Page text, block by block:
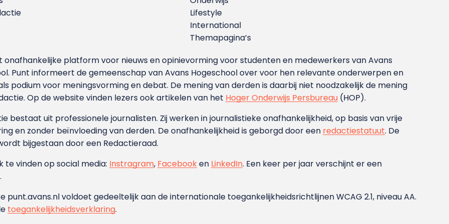
Lifestyle
International
Themapagina’s
onafhankelijke platform voor nieuws en opinievorming voor studenten en medewerkers van Avans
Punt informeert de gemeenschap van Avans Hogeschool over voor hen relevante onderwerpen en
podium voor meningsvorming en debat. De mening van derden is daarbij niet noodzakelijk de mening
Op de website vinden lezers ook artikelen van het Hoger Onderwijs Persbureau (HOP).
bestaat uit professionele journalisten. Zij werken in journalistieke onafhankelijkheid, op basis van vrije
en zonder beïnvloeding van derden. De onafhankelijkheid is geborgd door een redactiestatuut. De
bijgestaan door een Redactieraad.
te vinden op social media: Instragram, Facebooken LinkedIn. Een keer per jaar verschijnt er een
punt.avans.nl voldoet gedeeltelijk aan de internationale toegankelijkheidsrichtlijnen WCAG 2.1, niveau AA.
toegankelijkheidsverklaring.